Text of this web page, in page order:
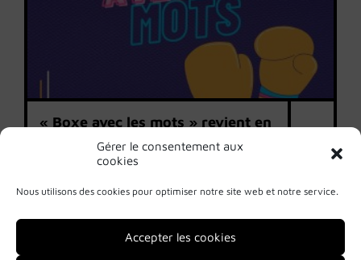
Gérer le consentement aux
cookies
Nous utilisons des cookies pour optimiser notre site web et notre service.
Accepter les cookies
« Boxe avec les mots » revient en